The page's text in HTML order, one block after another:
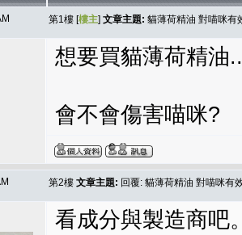
第1樓 [樓主] 文章主題: 貓薄荷精油 對喵咪有
想要買貓薄荷精油
會不會傷害喵咪?
第2樓 文章主題: 回覆: 貓薄荷精油 對喵咪有
看成分與製造商吧